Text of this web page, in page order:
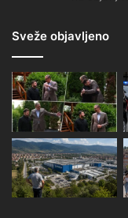
Sveže objavljeno